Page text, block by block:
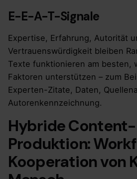
E-E-A-T-Signale
Expertise, Erfahrung, Autorität
Vertrauenswürdigkeit bleiben
Texte funktionieren am besten,
Faktoren unterstützen – zum
Experten-Zitate, Daten,
Autorenkennzeichnung.
Hybride Content-
Produktion:
Kooperation von